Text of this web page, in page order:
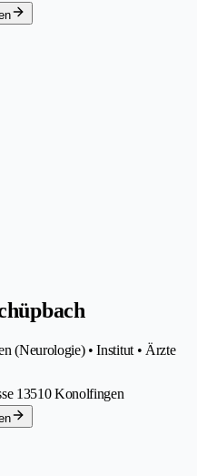
(Neurologie) • Institut • Ärzte
13510 Konolfingen